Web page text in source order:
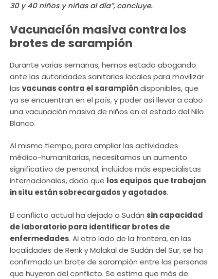
30 y 40 niños y niñas al día”, concluye.
Vacunación masiva contra los
brotes de sarampión
Durante varias semanas, hemos estado abogando
ante las autoridades sanitarias locales para movilizar
las vacunas contra el sarampióndisponibles, que
ya se encuentran en el país, y poder así llevar a cabo
una vacunación masiva de niños en el estado del Nilo
Blanco.
Al mismo tiempo, para ampliar las actividades
médico-humanitarias, necesitamos un aumento
significativo de personal, incluidos más especialistas
internacionales, dado que los equipos que trabajan
in situ están sobrecargados y agotados.
El conflicto actual ha dejado a Sudán sin capacidad
de laboratorio para identificar brotes de
enfermedades. Al otro lado de la frontera, en las
localidades de Renk y Malakal de Sudán del Sur, se ha
confirmado un brote de sarampión entre las personas
que huyeron del conflicto. Se estima que más de